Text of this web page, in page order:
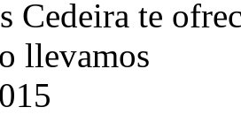
Cedeira te
llevamos